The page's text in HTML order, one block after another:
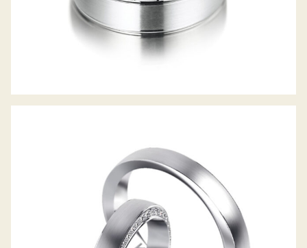
MEISTER TRAURINGE PHANTASTICS